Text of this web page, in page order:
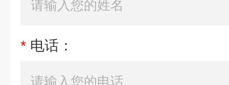
* 电话：